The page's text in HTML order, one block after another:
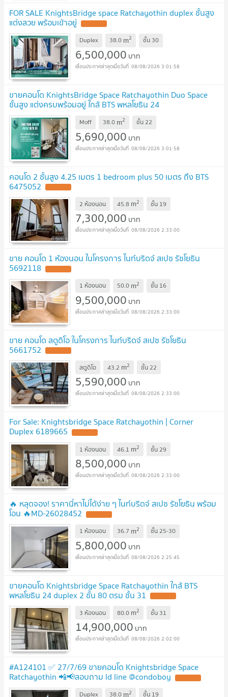
FOR SALE KnightsBridge space Ratchayothin duplex ชั้นสูง
แต่งสวย พร้อมเข้าอยู่
Duplex 38.0 m2 ชั้น 30
6,500,000 บาท
08/08/2026 3:01:58
ขายคอนโด KnightsBridge Space Ratchayothin Duo Space
ชั้นสูง แต่งครบพร้อมอยู่ ใกล้ BTS พหลโยธิน 24
(SW001476)
Moff 38.0 m2 ชั้น22
5,690,000 บาท
08/08/2026 3:01:58
คอนโด 2 ชั้นสูง 4.25 เมตร 1 bedroom plus 50 เมตร ถึง BTS
6475052
2 ห้องนอน 45.8 m2 ชั้น 19
7,300,000 บาท
08/08/2026 2:33:00
ขาย คอนโด 1 ห้องนอน ในโครงการ ไนท์บริดจ์ สเปซ รัชโยธิน
5692118
1 ห้องนอน 50.0 m2 ชั้น 16
9,500,000 บาท
08/08/2026 2:33:00
ขาย คอนโด สตูดิโอ ในโครงการ ไนท์บริดจ์ สเปซ รัชโยธิน
5661752
สตูดิโอ 43.2 m2 ชั้น22
5,590,000 บาท
08/08/2026 2:33:00
For Sale: Knightsbridge Space Ratchayothin | Corner
Duplex 6189665
1 ห้องนอน 46.1 m2 ชั้น29
8,500,000 บาท
08/08/2026 2:33:00
🔥 หลุดจอง! ราคานี้หาไม่ได้ง่าย ๆ ไนท์บริดจ์ สเปซ รัชโยธิน พร้อม
โอน 🔥MD-26028452
1 ห้องนอน 36.7 m2 ชั้น25-30
5,800,000 บาท
08/08/2026 2:25:45
ขายคอนโด Knightsbridge Space Ratchayothin ใกล้ BTS
พหลโยธิน 24 duplex 2 ชั้น 80 ตรม ชั้น 31
3 ห้องนอน 80.0 m2 ชั้น 31
14,900,000 บาท
08/08/2026 2:02:00
#A124101 ✅ 27/7/69 ขายคอนโด Knightsbridge Space
Ratchayothin 📲📢สอบถาม ld line @condoboy
Duplex 38.0 m2 ชั้น 19